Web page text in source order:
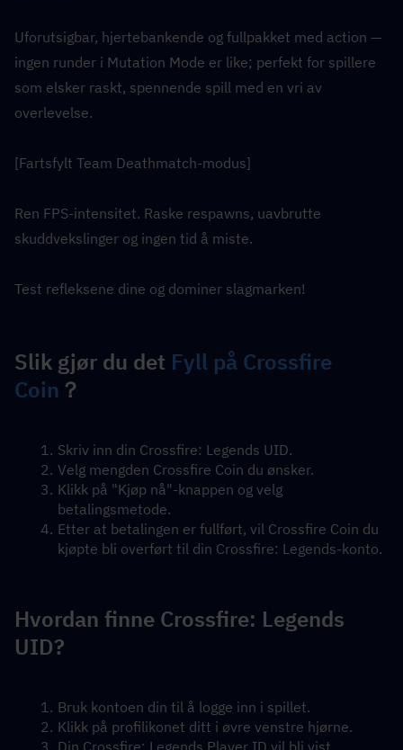
Uforutsigbar, hjertebankende og fullpakket med action —
ingen runder i Mutation Mode er like; perfekt for spillere
som elsker raskt, spennende spill med en vri av
overlevelse.
[Fartsfylt Team Deathmatch-modus]
Ren FPS-intensitet. Raske respawns, uavbrutte
skuddvekslinger og ingen tid å miste.
Test refleksene dine og dominer slagmarken!
Slik gjør du det Fyll på Crossfire
Coin ？
Skriv inn din Crossfire: Legends UID.
Velg mengden Crossfire Coin du ønsker.
Klikk på "Kjøp nå"-knappen og velg
betalingsmetode.
Etter at betalingen er fullført, vil Crossfire Coin du
kjøpte bli overført til din Crossfire: Legends-konto.
Hvordan finne Crossfire: Legends
UID?
Bruk kontoen din til å logge inn i spillet.
Klikk på profilikonet ditt i øvre venstre hjørne.
Din Crossfire: Legends Player ID vil bli vist.